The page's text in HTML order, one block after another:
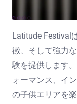
Latitude Festival
徴、そして強力
験を提供します
ォーマンス、イ
の子供エリアを